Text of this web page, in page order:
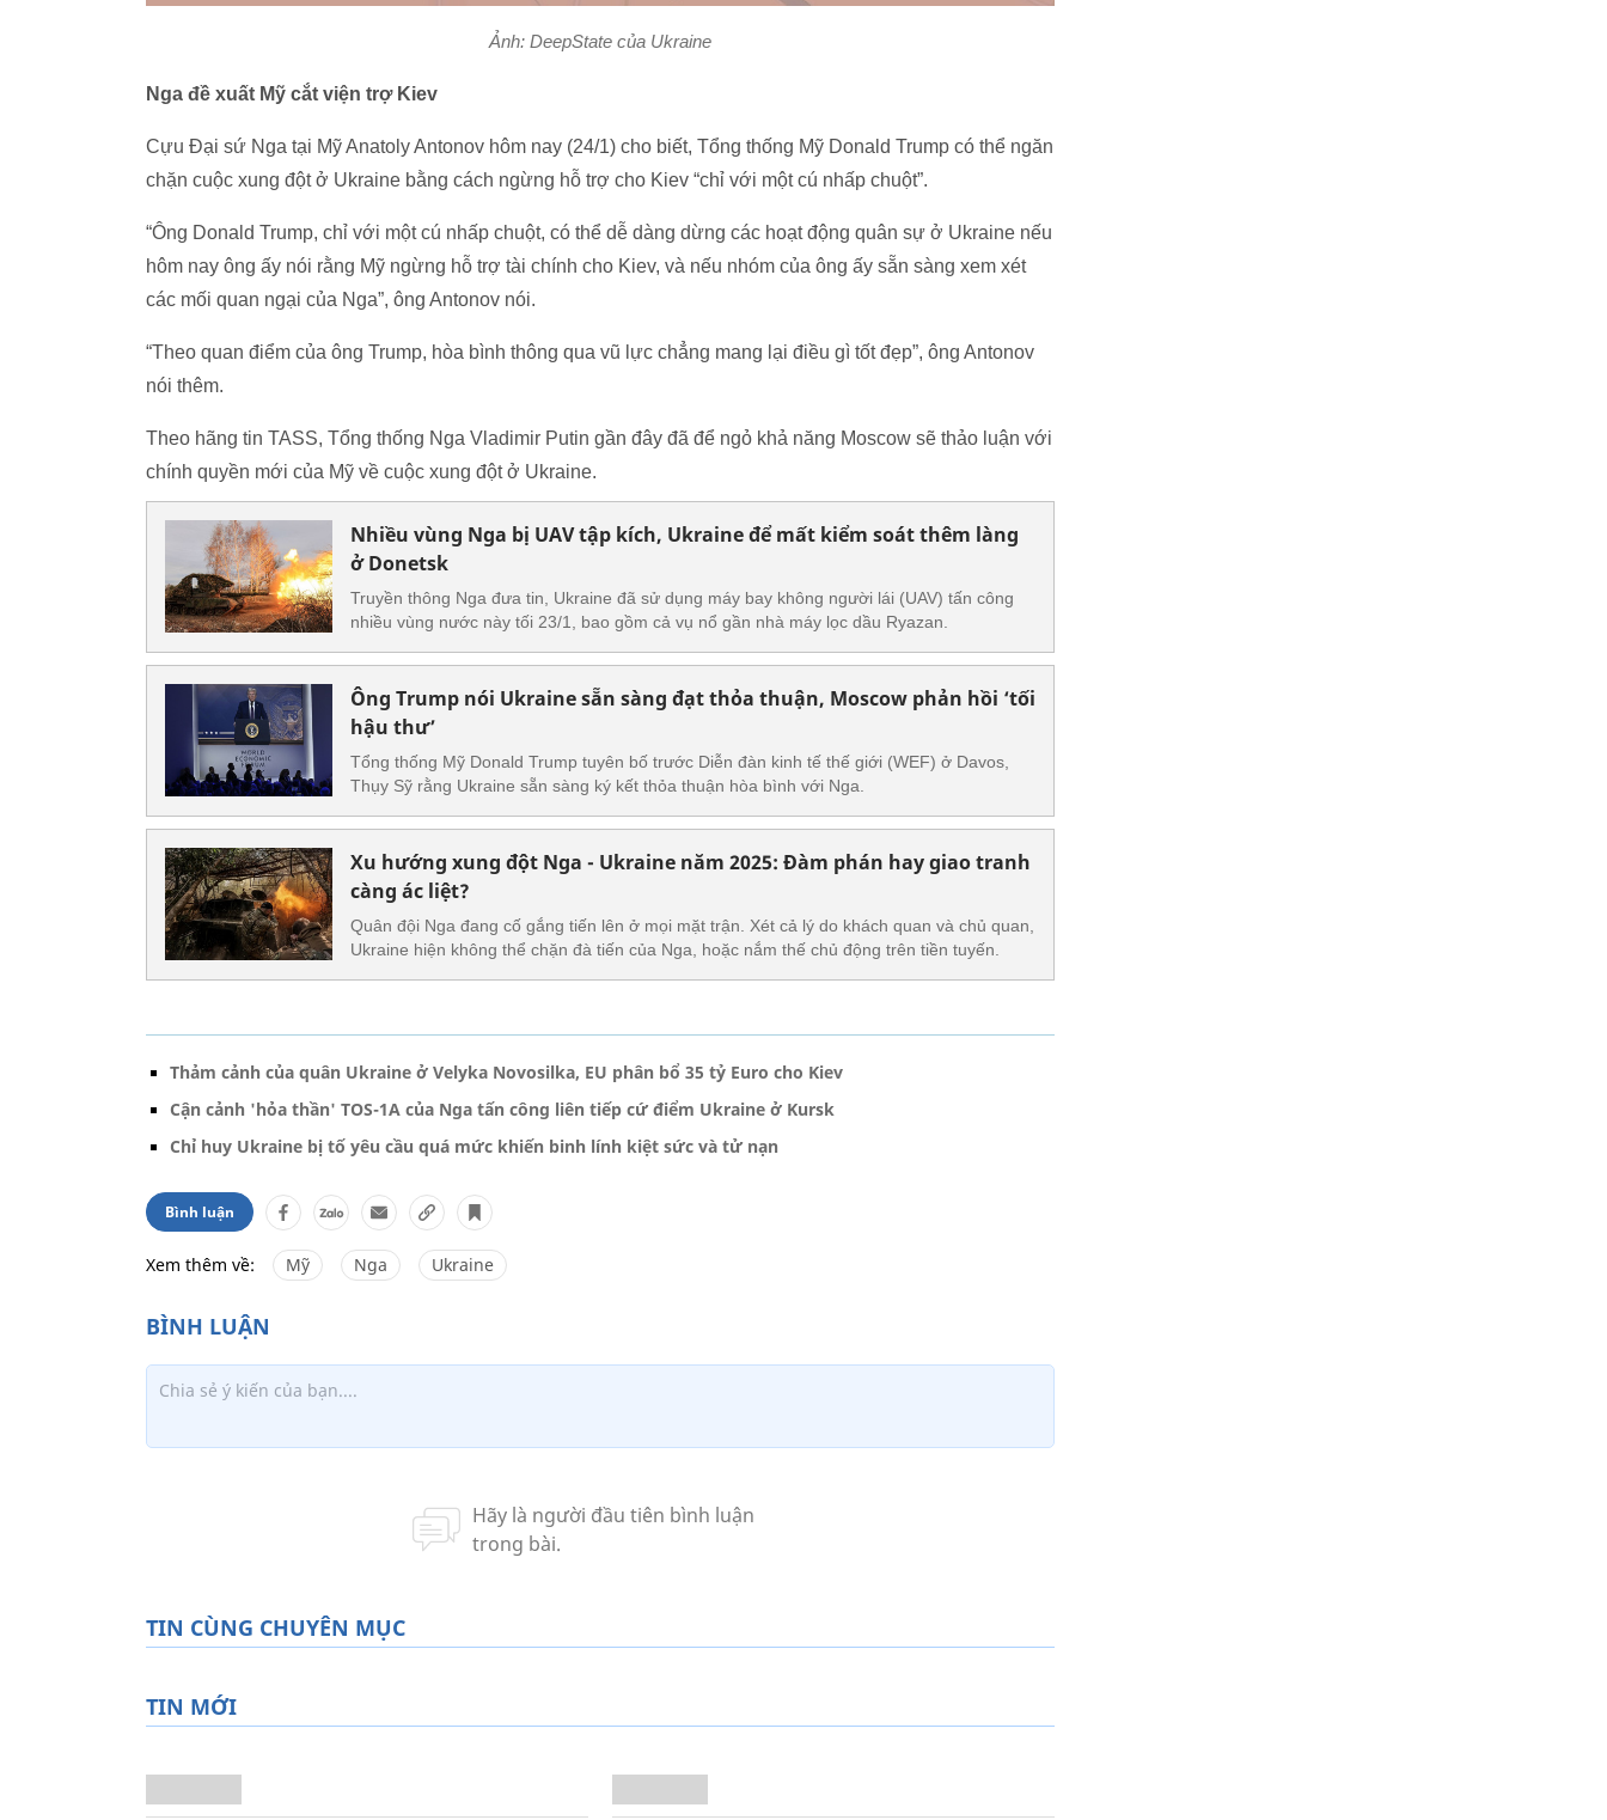
Ảnh: DeepState của Ukraine
Nga đề xuất Mỹ cắt viện trợ Kiev
Cựu Đại sứ Nga tại Mỹ Anatoly Antonov hôm nay (24/1) cho biết, Tổng thống Mỹ Donald Trump có thể ngăn
chặn cuộc xung đột ở Ukraine bằng cách ngừng hỗ trợ cho Kiev “chỉ với một cú nhấp chuột”.
“Ông Donald Trump, chỉ với một cú nhấp chuột, có thể dễ dàng dừng các hoạt động quân sự ở Ukraine nếu
hôm nay ông ấy nói rằng Mỹ ngừng hỗ trợ tài chính cho Kiev, và nếu nhóm của ông ấy sẵn sàng xem xét
các mối quan ngại của Nga”, ông Antonov nói.
“Theo quan điểm của ông Trump, hòa bình thông qua vũ lực chẳng mang lại điều gì tốt đẹp”, ông Antonov
nói thêm.
Theo hãng tin TASS, Tổng thống Nga Vladimir Putin gần đây đã để ngỏ khả năng Moscow sẽ thảo luận với
chính quyền mới của Mỹ về cuộc xung đột ở Ukraine.
Nhiều vùng Nga bị UAV tập kích, Ukraine để mất kiểm soát thêm làng
ở Donetsk
Truyền thông Nga đưa tin, Ukraine đã sử dụng máy bay không người lái (UAV) tấn công
nhiều vùng nước này tối 23/1, bao gồm cả vụ nổ gần nhà máy lọc dầu Ryazan.
Ông Trump nói Ukraine sẵn sàng đạt thỏa thuận, Moscow phản hồi ‘tối
hậu thư’
Tổng thống Mỹ Donald Trump tuyên bố trước Diễn đàn kinh tế thế giới (WEF) ở Davos,
Thụy Sỹ rằng Ukraine sẵn sàng ký kết thỏa thuận hòa bình với Nga.
Xu hướng xung đột Nga - Ukraine năm 2025: Đàm phán hay giao tranh
càng ác liệt?
Quân đội Nga đang cố gắng tiến lên ở mọi mặt trận. Xét cả lý do khách quan và chủ quan,
Ukraine hiện không thể chặn đà tiến của Nga, hoặc nắm thế chủ động trên tiền tuyến.
Thảm cảnh của quân Ukraine ở Velyka Novosilka, EU phân bổ 35 tỷ Euro cho Kiev
Cận cảnh 'hỏa thần' TOS-1A của Nga tấn công liên tiếp cứ điểm Ukraine ở Kursk
Chỉ huy Ukraine bị tố yêu cầu quá mức khiến binh lính kiệt sức và tử nạn
Bình luận
Xem thêm về: Mỹ Nga Ukraine
TIN CÙNG CHUYÊN MỤC
TIN MỚI